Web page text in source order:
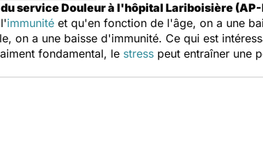
service Douleur à l'hôpital Lariboisière (AP-
immunité et qu'en fonction de l'âge, on a une
on a une baisse d'immunité. Ce qui est
fondamental, le stress peut entraîner une